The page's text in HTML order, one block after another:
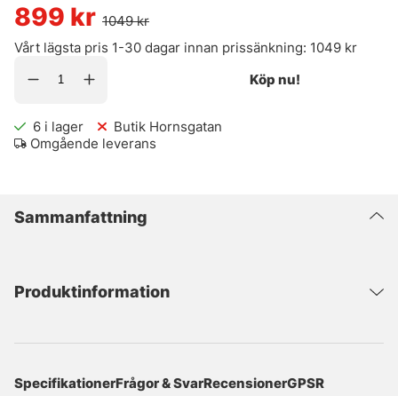
1049kr
899 kr
Vårt lägsta pris 1-30 dagar innan prissänkning: 1049 kr
Köp nu!
6 i lager
Butik Hornsgatan
Omgående leverans
Sammanfattning
Produktinformation
SpecifikationerFrågor & SvarRecensionerGPSR